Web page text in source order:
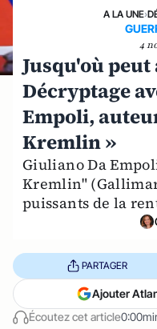
A LA UNE›
4
Jusqu'où
Décryptage
Empoli,
Kremlin »
Giuliano Da
Kremlin"
puissants de la
Écoutez cet article
PARTAGER
Ajouter